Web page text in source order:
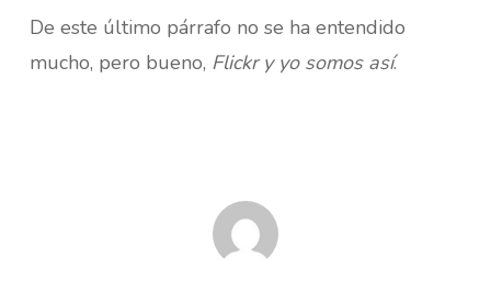
De este último párrafo no se ha entendido
mucho, pero bueno, Flickr y yo somos así.